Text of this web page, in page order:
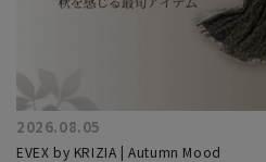
2026.08.05
EVEX by KRIZIA | Autumn Mood